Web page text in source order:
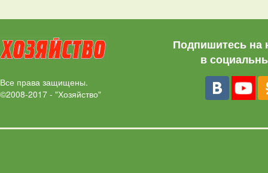
Все права защищены.
©2008-2017 - "Хозяйство"
Подпишитесь на
в